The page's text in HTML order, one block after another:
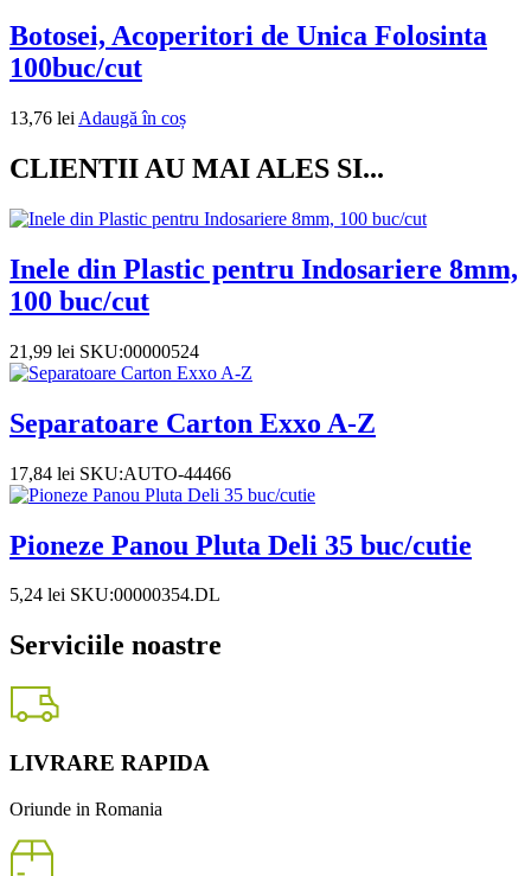
Botosei, Acoperitori de Unica Folosinta
100buc/cut
13,76 lei Adaugă în coș
CLIENTII AU MAI ALES SI...
Inele din Plastic pentru Indosariere 8mm,
100 buc/cut
21,99 lei SKU:00000524
Separatoare Carton Exxo A-Z
17,84 lei SKU:AUTO-44466
Pioneze Panou Pluta Deli 35 buc/cutie
5,24 lei SKU:00000354.DL
Serviciile noastre
LIVRARE RAPIDA
Oriunde in Romania